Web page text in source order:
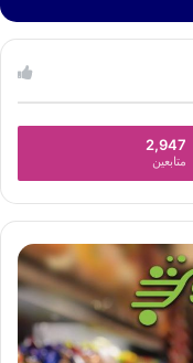
2,947
متابعين